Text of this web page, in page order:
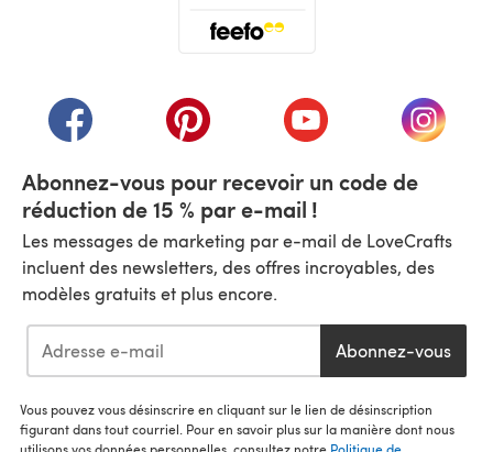
(s'ouvre dans un nouvel onglet)
(s'ouvre dans un nouvel onglet)
(s'ouvre dans un(s'ouvre
Abonnez-vous pour recevoir un code de
réduction de 15 % par e-mail !
Les messages de marketing par e-mail de LoveCrafts
incluent des newsletters, des offres incroyables, des
modèles gratuits et plus encore.
Abonnez-vous
Vous pouvez vous désinscrire en cliquant sur le lien de désinscription
figurant dans tout courriel. Pour en savoir plus sur la manière dont nous